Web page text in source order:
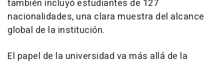
también incluyó estudiantes de 127
nacionalidades, una clara muestra del alcance
global de la institución.
El papel de la universidad va más allá de la